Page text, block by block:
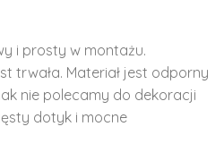
i prosty w montażu.
trwała. Materiał jest odporny
nie polecamy do dekoracji
dotyk i mocne